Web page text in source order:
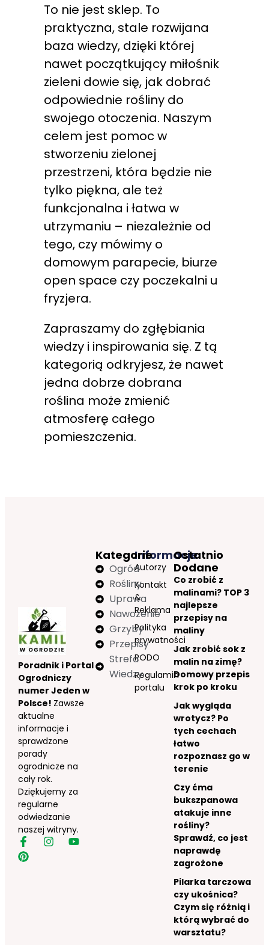
To nie jest sklep. To
praktyczna, stale rozwijana
baza wiedzy, dzięki której
nawet początkujący miłośnik
zieleni dowie się, jak dobrać
odpowiednie rośliny do
swojego otoczenia. Naszym
celem jest pomoc w
stworzeniu zielonej
przestrzeni, która będzie nie
tylko piękna, ale też
funkcjonalna i łatwa w
utrzymaniu – niezależnie od
tego, czy mówimy o
domowym parapecie, biurze
open space czy poczekalni u
fryzjera.
Zapraszamy do zgłębiania
wiedzy i inspirowania się. Z tą
kategorią odkryjesz, że nawet
jedna dobrze dobrana
roślina może zmienić
atmosferę całego
pomieszczenia.
Poradnik i Portal
Ogrodniczy
numer Jeden w
Polsce! Zawsze
aktualne
informacje i
sprawdzone
porady
ogrodnicze na
cały rok.
Dziękujemy za
regularne
odwiedzanie
naszej witryny.
Informacje
Autorzy
Kontakt
&
Reklama
Polityka
prywatności
RODO
Regulamin
portalu
Kategorie
Ogród
Rośliny
Uprawa
Nawożenie
Grzyby
Przepisy
Strefa
Wiedzy
Ostatnio
Dodane
Co zrobić z
malinami? TOP 3
najlepsze
przepisy na
maliny
Jak zrobić sok z
malin na zimę?
Domowy przepis
krok po kroku
Jak wygląda
wrotycz? Po
tych cechach
łatwo
rozpoznasz go w
terenie
Czy ćma
bukszpanowa
atakuje inne
rośliny?
Sprawdź, co jest
naprawdę
zagrożone
Pilarka tarczowa
czy ukośnica?
Czym się różnią i
którą wybrać do
warsztatu?